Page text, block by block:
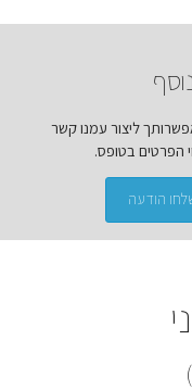
ליצור עמנו קשר
הפרטים בטופס.
הודעה